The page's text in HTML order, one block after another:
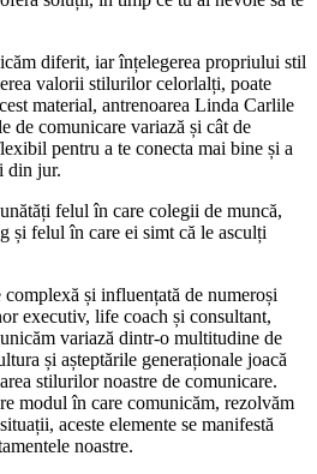
diferit, iar înțelegerea propriului stil
valorii stilurilor celorlalți, poate
material, antrenoarea Linda Carlile
de comunicare variază și cât de
pentru a te conecta mai bine și a
din jur.
felul în care colegii de muncă,
și felul în care ei simt că le asculți
și influențată de numeroși
executiv, life coach și consultant,
variază dintr-o multitudine de
și așteptările generaționale joacă
stilurilor noastre de comunicare.
modul în care comunicăm, rezolvăm
aceste elemente se manifestă
noastre.